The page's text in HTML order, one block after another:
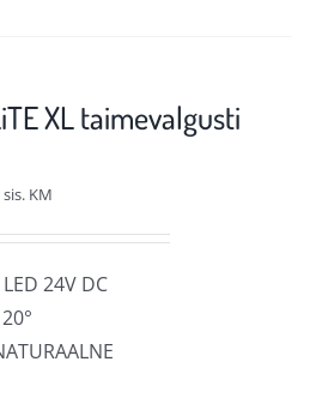
varianti.
Valikuid
teha
tootelehel.
XL taimevalgusti
sis. KM
24V DC